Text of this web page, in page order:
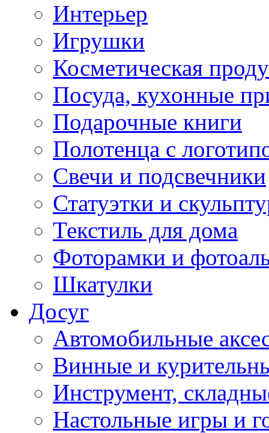
Интерьер
Игрушки
Косметическая
Посуда, кухонные
Подарочные книги
Полотенца с
Свечи и подсвечники
Статуэтки и
Текстиль для дома
Фоторамки и
Шкатулки
Досуг
Автомобильные
Винные и
Инструмент,
Настольные игры и